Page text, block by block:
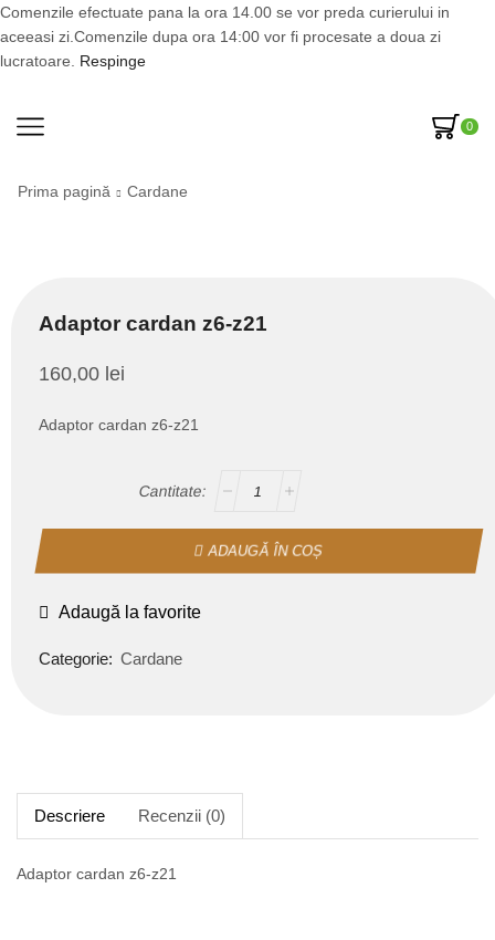
Comenzile efectuate pana la ora 14.00 se vor preda curierului in
aceeasi zi.Comenzile dupa ora 14:00 vor fi procesate a doua zi
lucratoare. Respinge
0
Prima pagină Cardane
Adaptor cardan z6-z21
160,00 lei
Adaptor cardan z6-z21
ADAUGĂ ÎN COȘ
Adaugă la favorite
Categorie: Cardane
Descriere Recenzii (0)
Adaptor cardan z6-z21